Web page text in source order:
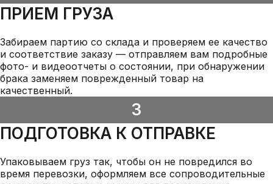
ПРИЕМ ГРУЗА
Забираем партию со склада и проверяем ее качество
и соответствие заказу — отправляем вам подробные
фото- и видеоотчеты о состоянии, при обнаружении
брака заменяем поврежденный товар на
качественный.
3
ПОДГОТОВКА К ОТПРАВКЕ
Упаковываем груз так, чтобы он не повредился во
время перевозки, оформляем все сопроводительные